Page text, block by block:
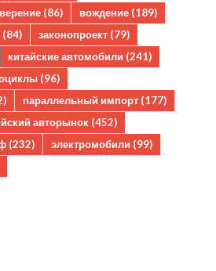
(86) вождение (189)
(84) законопроект (79)
китайские автомобили (241)
(96)
параллельный импорт (177)
авторынок (452)
(232) электромобили (99)